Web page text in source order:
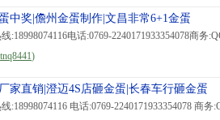
中奖|儋州金蛋制作|文昌非常6+1金蛋
:18998074116电话:0769-2240171933354078商务
)
家直销|澄迈4S店砸金蛋|长春车行砸金蛋
:18998074116 电话:0769-2240171933354078 商务